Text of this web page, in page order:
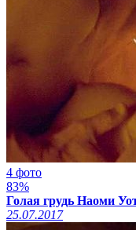
4 фото
83%
Голая грудь Наоми
25.07.2017